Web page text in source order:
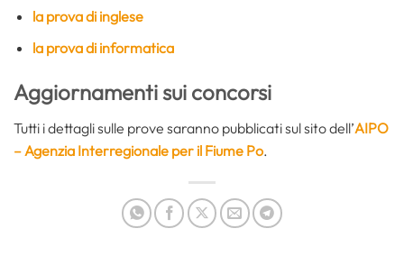
la prova di inglese
la prova di informatica
Aggiornamenti sui concorsi
Tutti i dettagli sulle prove saranno pubblicati sul sito dell’AIPO
– Agenzia Interregionale per il Fiume Po.